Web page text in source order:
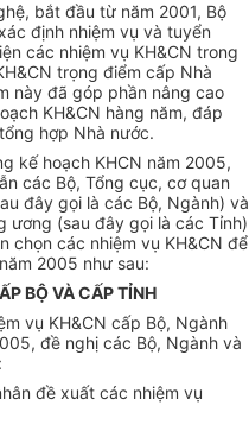
bắt đầu từ năm 2001, Bộ
định nhiệm vụ và tuyển
các nhiệm vụ KH&CN trong
trọng điểm cấp Nhà
này đã góp phần nâng cao
KH&CN hàng năm, đáp
hợp Nhà nước.
kế hoạch KHCN năm 2005,
các Bộ, Tổng cục, cơ quan
đây gọi là các Bộ, Ngành) và
ương (sau đây gọi là các Tỉnh)
chọn các nhiệm vụ KH&CN để
2005 như sau:
BỘ VÀ CẤP TỈNH
vụ KH&CN cấp Bộ, Ngành
đề nghị các Bộ, Ngành và
đề xuất các nhiệm vụ